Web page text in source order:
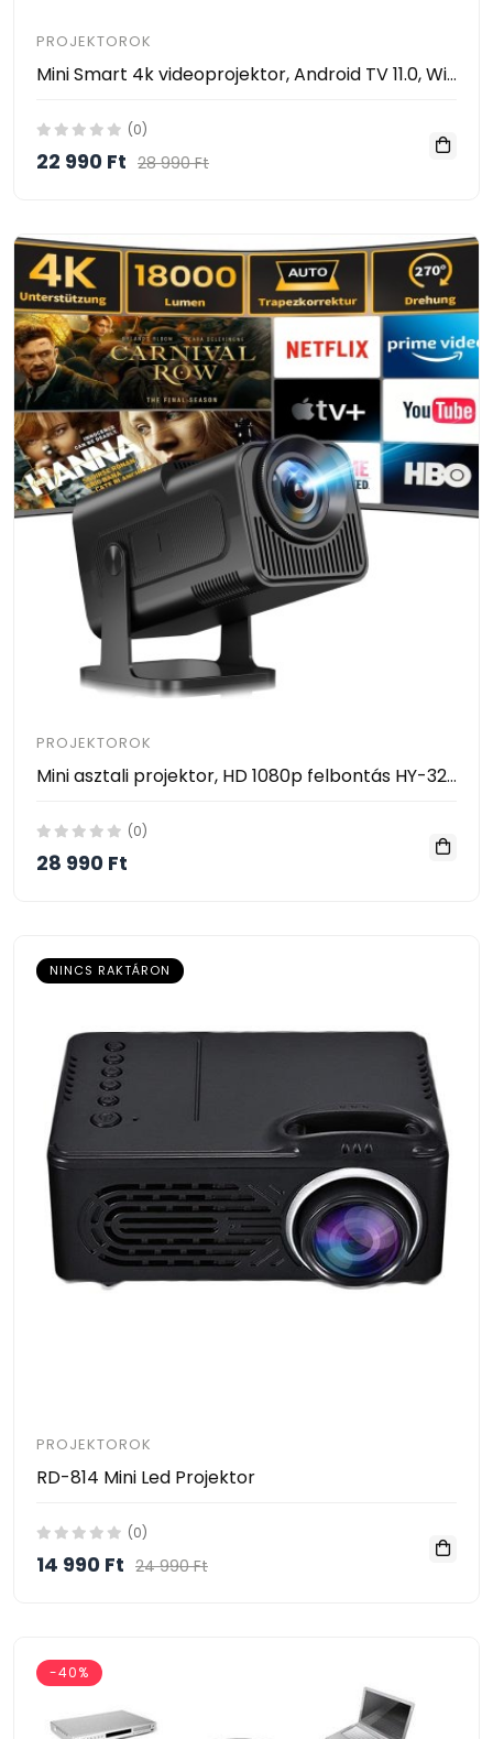
PROJEKTOROK
Mini Smart 4k videoprojektor, Android TV 11.0, WiFi 6, Bluetooth 5.0, 130 hüvelykes vetítővászon, Automatikus képkorrekció, Négymagos, 200 ANSI
(0)
22 990 Ft 28 990 Ft
PROJEKTOROK
Mini asztali projektor, HD 1080p felbontás HY-320
(0)
28 990 Ft
NINCS RAKTÁRON
PROJEKTOROK
RD-814 Mini Led Projektor
(0)
14 990 Ft 24 990 Ft
-40%